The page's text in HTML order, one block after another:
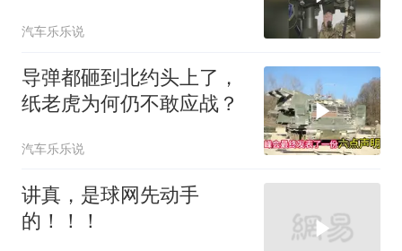
汽车乐乐说
导弹都砸到北约头上了，
纸老虎为何仍不敢应战？
汽车乐乐说
讲真，是球网先动手
的！！！